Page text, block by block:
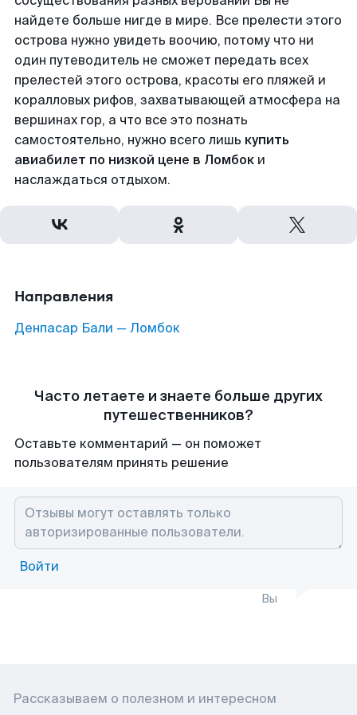
найдете больше нигде в мире. Все прелести этого
острова нужно увидеть воочию, потому что ни
один путеводитель не сможет передать всех
прелестей этого острова, красоты его пляжей и
коралловых рифов, захватывающей атмосфера на
вершинах гор, а что все это познать
самостоятельно, нужно всего лишь купить
авиабилет по низкой цене в Ломбок и
наслаждаться отдыхом.
Направления
Денпасар Бали — Ломбок
Часто летаете и знаете больше других
путешественников?
Оставьте комментарий — он поможет
пользователям принять решение
Войти
Вы
Рассказываем о полезном и интересном